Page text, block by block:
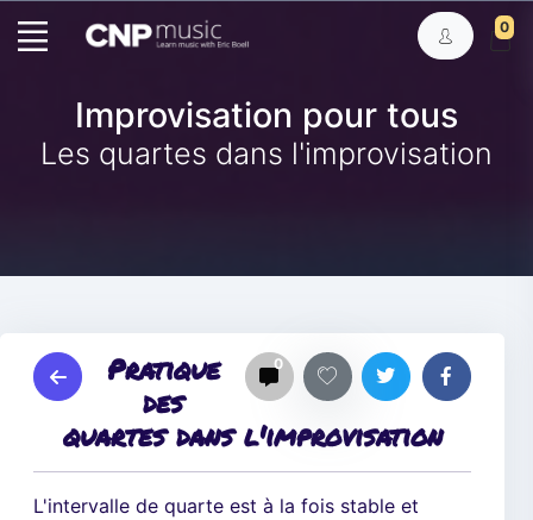
0
Improvisation pour tous
Les quartes dans l'improvisation
0
Pratique
des
quartes dans l'improvisation
L'intervalle de quarte est à la fois stable et